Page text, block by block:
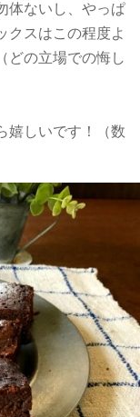
体ないし、やっぱ
クスはこの程度よ
どの立場での悔し
嬉しいです！（数